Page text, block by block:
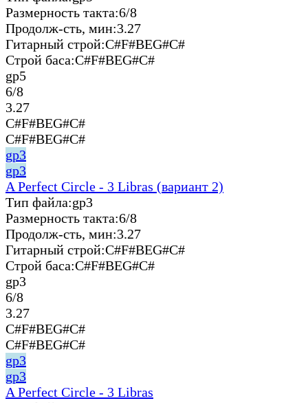
Размерность такта:6/8
Продолж-сть, мин:3.27
Гитарный строй:C#F#BEG#C#
Строй баса:C#F#BEG#C#
gp5
6/8
3.27
C#F#BEG#C#
C#F#BEG#C#
gp3
gp3
A Perfect Circle - 3 Libras (вариант 2)
Тип файла:gp3
Размерность такта:6/8
Продолж-сть, мин:3.27
Гитарный строй:C#F#BEG#C#
Строй баса:C#F#BEG#C#
gp3
6/8
3.27
C#F#BEG#C#
C#F#BEG#C#
gp3
gp3
A Perfect Circle - 3 Libras